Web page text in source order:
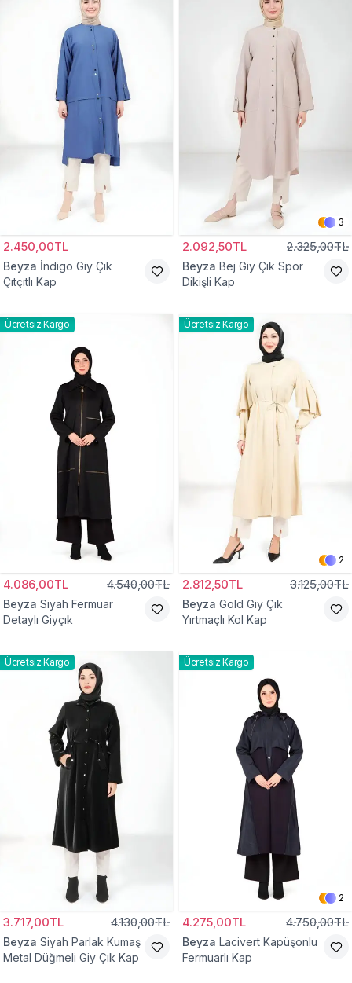
2.450,00TL
Beyza İndigo Giy Çık
Çıtçıtlı Kap
3
2.092,50TL 2.325,00TL
Beyza Bej Giy Çık Spor
Dikişli Kap
Ücretsiz Kargo
4.086,00TL 4.540,00TL
Beyza Siyah Fermuar
Detaylı Giyçık
Ücretsiz Kargo
2
2.812,50TL 3.125,00TL
Beyza Gold Giy Çık
Yırtmaçlı Kol Kap
Ücretsiz Kargo
3.717,00TL 4.130,00TL
Beyza Siyah Parlak Kumaş
Metal Düğmeli Giy Çık Kap
Ücretsiz Kargo
2
4.275,00TL 4.750,00TL
Beyza Lacivert Kapüşonlu
Fermuarlı Kap